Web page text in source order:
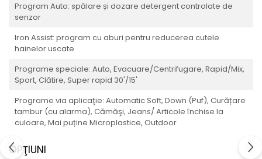
Program Auto: spălare și dozare detergent controlate de
senzor
Iron Assist: program cu aburi pentru reducerea cutele
hainelor uscate
Programe speciale: Auto, Evacuare/Centrifugare, Rapid/Mix,
Sport, Clătire, Super rapid 30'/15'
Programe via aplicaţie: Automatic Soft, Down (Puf), Curățare
tambur (cu alarma), Cămăşi, Jeans/ Articole închise la
culoare, Mai puține Microplastice, Outdoor
OPŢIUNI